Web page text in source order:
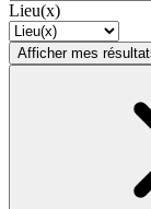
Lieu(x)
Afficher mes